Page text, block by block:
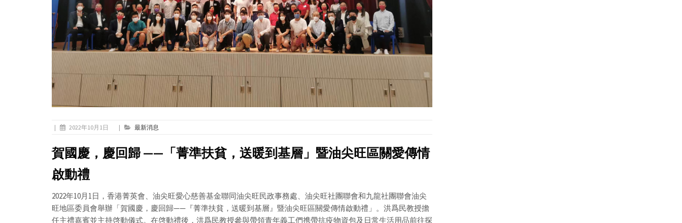
| 2022年10月1日 | 最新消息
賀國慶，慶回歸 ——「菁準扶貧，送暖到基層」暨油尖旺區關愛傳情
啟動禮
2022年10月1日，香港菁英會、油尖旺愛心慈善基金聯同油尖旺民政事務處、油尖旺社團聯會和九龍社團聯會油尖
旺地區委員會舉辦「賀國慶，慶回歸——『菁準扶貧，送暖到基層』暨油尖旺區關愛傳情啟動禮」。洪爲民教授擔
任主禮嘉賓並主持啓動儀式。在啓動禮後，洪爲民教授參與帶領青年義工們携帶抗疫物資包及日常生活用品前往探